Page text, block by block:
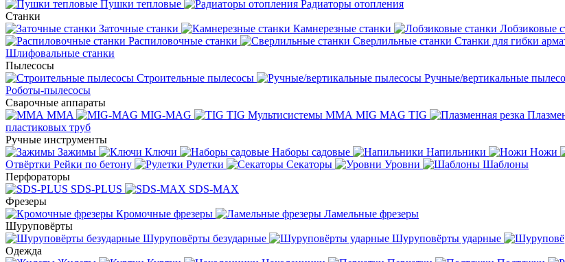
Пушки тепловые
Радиаторы отопления
Станки
Заточные станки
Камнерезные станки Лобзиковые
Распиловочные станки
Сверлильные станки Станки для гибки
Шлифовальные станки
Пылесосы
Строительные пылесосы
Ручные/вертикальные
Роботы-пылесосы
Сварочные аппараты
MMA
MIG-MAG TIG Мультисистемы ММА MIG MAG TIG
пластиковых труб
Ручные инструменты
Зажимы
Ключи Наборы садовые Напильники Ножи
Отвёртки Рейки по бетону Рулетки Секаторы Уровни
Шаблоны
Перфораторы
SDS-PLUS
SDS-MAX
Фрезеры
Кромочные фрезеры
Ламельные фрезеры
Шуруповёрты
Шуруповёрты безударные
Шуруповёрты ударные
Одежда